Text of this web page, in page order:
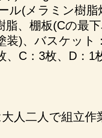
ル(メラミン樹
脂、棚板(Cの最
装)、バスケット
、C：3枚、D：1
人二人で組立作